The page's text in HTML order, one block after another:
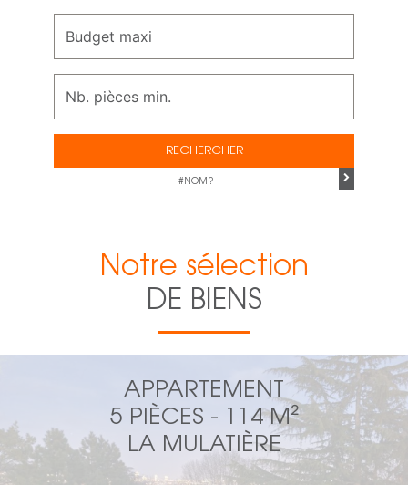
RECHERCHER
#NOM?
Notre sélection
DE BIENS
APPARTEMENT
5 PIÈCES - 114 M²
LA MULATIÈRE